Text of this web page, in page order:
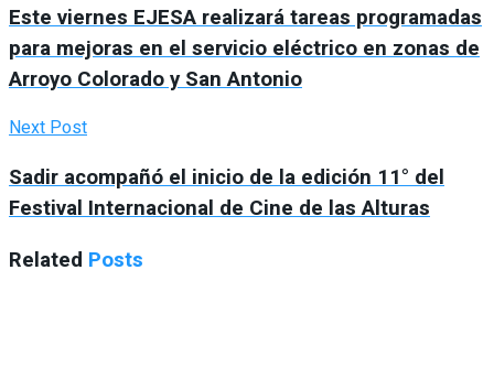
Este viernes EJESA realizará tareas programadas
para mejoras en el servicio eléctrico en zonas de
Arroyo Colorado y San Antonio
Next Post
Sadir acompañó el inicio de la edición 11° del
Festival Internacional de Cine de las Alturas
Related Posts